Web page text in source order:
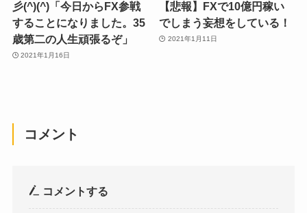
彡(^)(^)「今日からFX参戦
することになりました。35
歳第二の人生頑張るぞ」
2021年1月16日
【悲報】FXで10億円稼い
でしまう妄想をしている！
2021年1月11日
コメント
コメントする